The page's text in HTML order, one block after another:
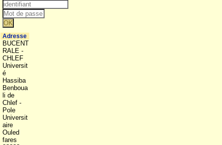
Adresse
BUCENT
RALE -
CHLEF
Universit
é
Hassiba
Benboua
li de
Chlef -
Pole
Universit
aire
Ouled
fares